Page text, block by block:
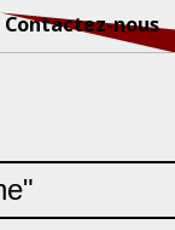
Contactez-nous